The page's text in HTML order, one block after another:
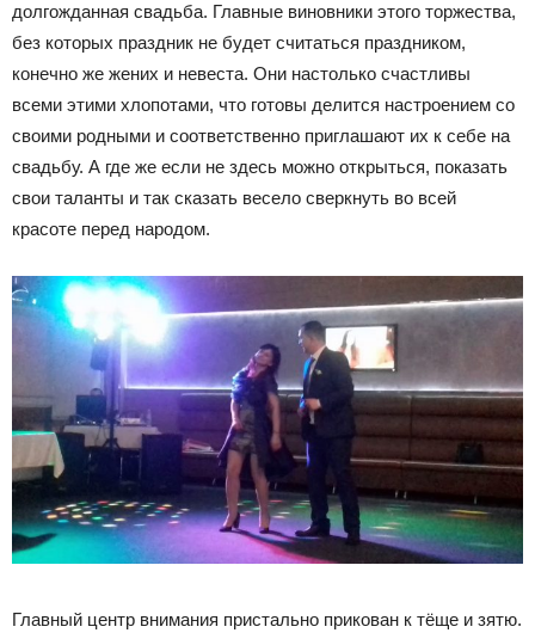
долгожданная свадьба. Главные виновники этого торжества,
без которых праздник не будет считаться праздником,
конечно же жених и невеста. Они настолько счастливы
всеми этими хлопотами, что готовы делится настроением со
своими родными и соответственно приглашают их к себе на
свадьбу. А где же если не здесь можно открыться, показать
свои таланты и так сказать весело сверкнуть во всей
красоте перед народом.
Главный центр внимания пристально прикован к тёще и зятю.